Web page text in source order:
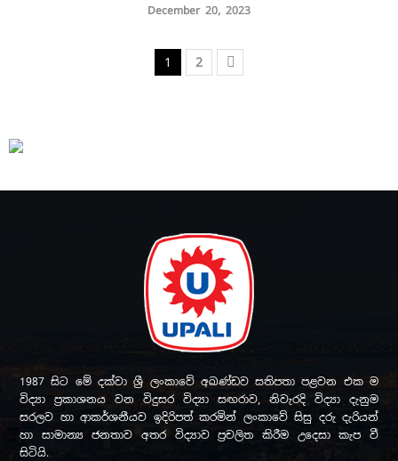
December 20, 2023
1 2
1987 සිට මේ දක්වා ශ්‍රී ලංකාවේ අඛණ්ඩව සතිපතා පළවන එක ම
විද්‍යා ප්‍රකාශනය වන විදුසර විද්‍යා සඟරාව, නිවැරදි විද්‍යා දැනුම
සරලව හා ආකර්ශනීයව ඉදිරිපත් කරමින් ලංකාවේ සිසු දරු දැරියන්
හා සාමාන්‍ය ජනතාව අතර විද්‍යාව ප්‍රචලිත කිරීම උදෙසා කැප වී
සිටියි.